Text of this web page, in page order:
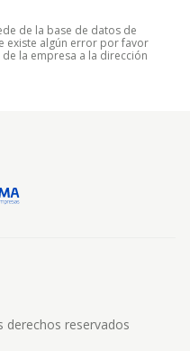
de la base de datos de
existe algún error por favor
la empresa a la dirección
derechos reservados